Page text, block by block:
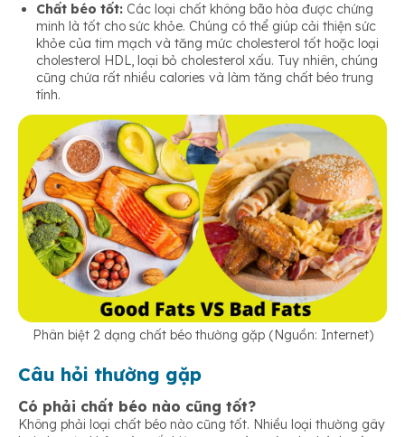
Chất béo tốt: Các loại chất không bão hòa được chứng
minh là tốt cho sức khỏe. Chúng có thể giúp cải thiện sức
khỏe của tim mạch và tăng mức cholesterol tốt hoặc loại
cholesterol HDL, loại bỏ cholesterol xấu. Tuy nhiên, chúng
cũng chứa rất nhiều calories và làm tăng chất béo trung
tính.
Phân biệt 2 dạng chất béo thường gặp (Nguồn: Internet)
Câu hỏi thường gặp
Có phải chất béo nào cũng tốt?
Không phải loại chất béo nào cũng tốt. Nhiều loại thường gây